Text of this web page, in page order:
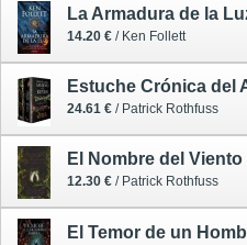
14.20 € / Ken Follett
Estuche Crónica del
24.61 € / Patrick Rothfuss
12.30 € / Patrick Rothfuss